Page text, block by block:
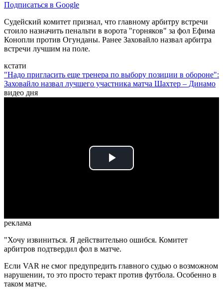
Подписаться в Google
Судейский комитет признал, что главному арбитру встречи
стоило назначить пенальти в ворота "горняков" за фол Ефима
Конопли против Огунданы. Ранее Заховайло назвал арбитра
встречи лучшим на поле.
кстати
"Надо пригласить еще тренера по выбору позиции в обороне":
Заховайло назвал лучшего участника матча Шахтер – Динамо
видео дня
Play
реклама
"Хочу извиниться. Я действительно ошибся. Комитет
арбитров подтвердил фол в матче.
Если VAR не смог предупредить главного судью о возможном
нарушении, то это просто теракт против футбола. Особенно в
таком матче.